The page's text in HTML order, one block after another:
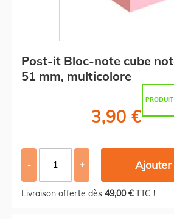
Post-it Bloc-note cube
51 mm, multicolore
3,90 €
- +
Livraison offerte dès 49,00 €TTC !